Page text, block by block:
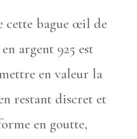
cette bague œil de
argent 925 est
en valeur la
restant discret et
en goutte,